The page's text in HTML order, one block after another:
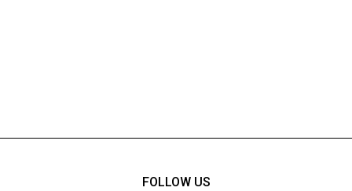
FOLLOW US